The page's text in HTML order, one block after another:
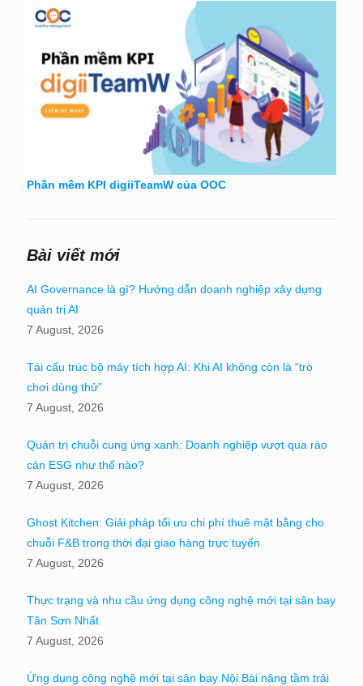
Phần mềm KPI digiiTeamW của OOC
Bài viết mới
AI Governance là gì? Hướng dẫn doanh nghiệp xây dựng
quản trị AI
7 August, 2026
Tái cấu trúc bộ máy tích hợp AI: Khi AI không còn là “trò
chơi dùng thử”
7 August, 2026
Quản trị chuỗi cung ứng xanh: Doanh nghiệp vượt qua rào
cản ESG như thế nào?
7 August, 2026
Ghost Kitchen: Giải pháp tối ưu chi phí thuê mặt bằng cho
chuỗi F&B trong thời đại giao hàng trực tuyến
7 August, 2026
Thực trạng và nhu cầu ứng dụng công nghệ mới tại sân bay
Tân Sơn Nhất
7 August, 2026
Ứng dụng công nghệ mới tại sân bay Nội Bài nâng tầm trải